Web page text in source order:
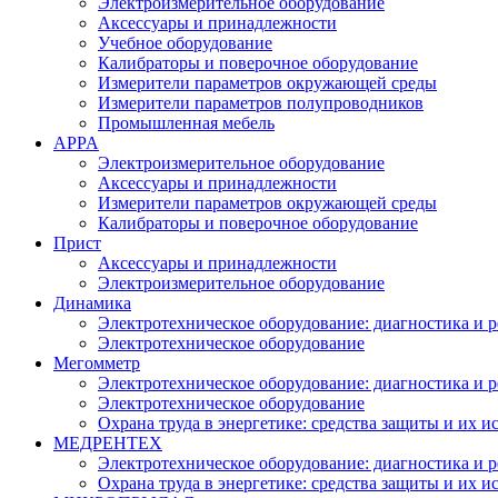
Аксессуары и принадлежности
Учебное оборудование
Калибраторы и поверочное оборудование
Измерители параметров окружающей среды
Измерители параметров полупроводников
Промышленная мебель
APPA
Электроизмерительное оборудование
Аксессуары и принадлежности
Измерители параметров окружающей среды
Калибраторы и поверочное оборудование
Прист
Аксессуары и принадлежности
Электроизмерительное оборудование
Динамика
Электротехническое оборудование: диагностика и
Электротехническое оборудование
Мегомметр
Электротехническое оборудование: диагностика и
Электротехническое оборудование
Охрана труда в энергетике: средства защиты и их
МЕДРЕНТЕХ
Электротехническое оборудование: диагностика и
Охрана труда в энергетике: средства защиты и их